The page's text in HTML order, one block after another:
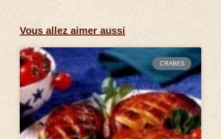
Vous allez aimer aussi
CRABES